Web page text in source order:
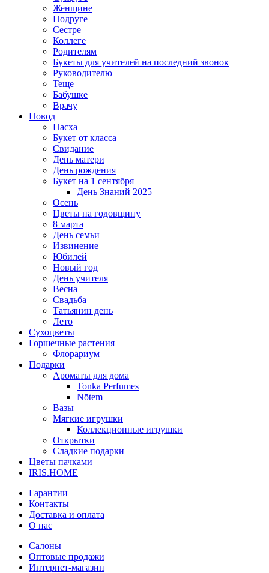
Женщине
Подруге
Сестре
Коллеге
Родителям
Букеты для учителей на последний звонок
Руководителю
Теще
Бабушке
Врачу
Повод
Пасха
Букет от класса
Свидание
День матери
День рождения
Букет на 1 сентября
День Знаний 2025
Осень
Цветы на годовщину
8 марта
День семьи
Извинение
Юбилей
Новый год
День учителя
Весна
Свадьба
Татьянин день
Лето
Сухоцветы
Горшечные растения
Флорариум
Подарки
Ароматы для дома
Tonka Perfumes
Nōtem
Вазы
Мягкие игрушки
Коллекционные игрушки
Открытки
Сладкие подарки
Цветы пачками
IRIS.HOME
Гарантии
Контакты
Доставка и оплата
О нас
Салоны
Оптовые продажи
Интернет-магазин